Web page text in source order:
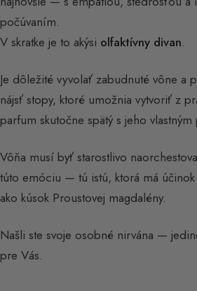
počúvaním.
V skratke je to akýsi olfaktívny divan.
Je dôležité vyvolať zabudnuté vône a
nájsť stopy, ktoré umožnia vytvoriť z
parfum skutočne spätý s jeho
Vôňa musí byť starostlivo
túto emóciu — tú istú, ktorá má účinok
ako kúsok Proustovej magdalény.
Našli ste svoje osobné nirvána —
pre Vás.